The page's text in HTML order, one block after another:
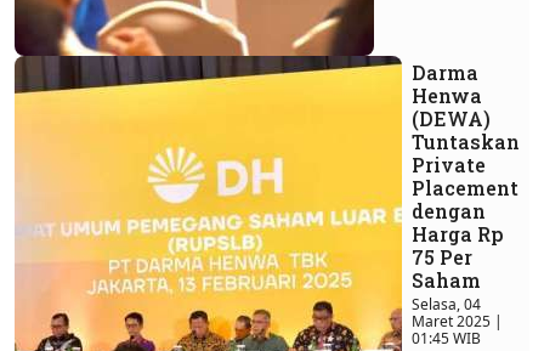
Darma
Henwa
(DEWA)
Tuntaskan
Private
Placement
dengan
Harga Rp
75 Per
Saham
Selasa, 04
Maret 2025 |
01:45 WIB